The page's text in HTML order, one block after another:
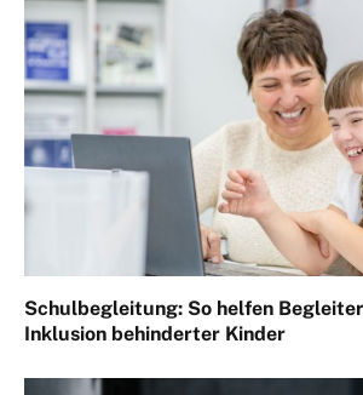
Schulbegleitung: So helfen
Inklusion behinderter Kinder